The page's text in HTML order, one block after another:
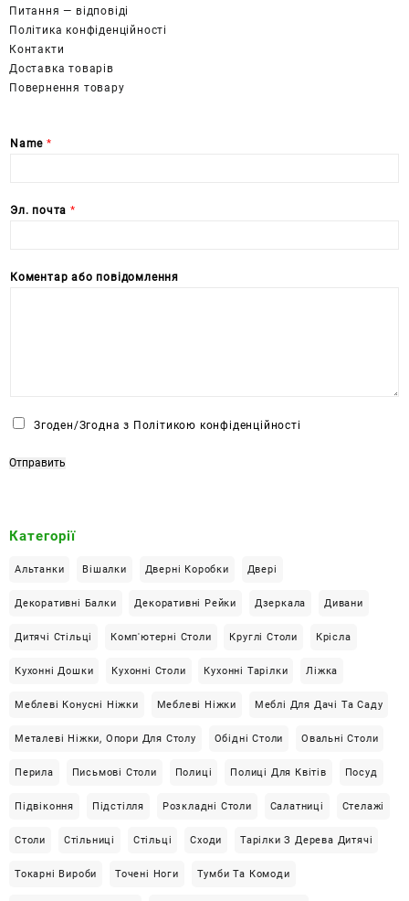
Питання — відповіді
Політика конфіденційності
Контакти
Доставка товарів
Повернення товару
Name *
Эл. почта *
Коментар або повідомлення
Ч
к
с
Згоден/Згодна з Політикою конфіденційності
Отправить
Категорії
Альтанки Вішалки Дверні Коробки Двері
Декоративні Балки Декоративні Рейки Дзеркала Дивани
Дитячі Стільці Комп'ютерні Столи Круглі Столи Крісла
Кухонні Дошки Кухонні Столи Кухонні Тарілки Ліжка
Меблеві Конусні Ніжки Меблеві Ніжки Меблі Для Дачі Та Саду
Металеві Ніжки, Опори Для Столу Обідні Столи Овальні Столи
Перила Письмові Столи Полиці Полиці Для Квітів Посуд
Підвіконня Підстілля Розкладні Столи Салатниці Стелажі
Столи Стільниці Стільці Сходи Тарілки З Дерева Дитячі
Токарні Вироби Точені Ноги Тумби Та Комоди